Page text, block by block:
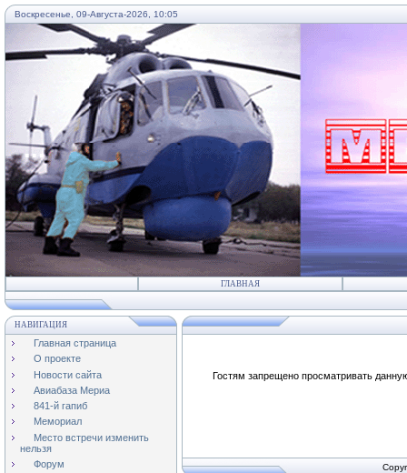
Воскресенье, 09-Августа-2026, 10:05
...
ГЛАВНАЯ
НАВИГАЦИЯ
Главная страница
О проекте
Новости сайта
Авиабаза Мериа
841-й гапиб
Мемориал
Место встречи изменить
нельзя
Форум
Гостям запрещено просматривать